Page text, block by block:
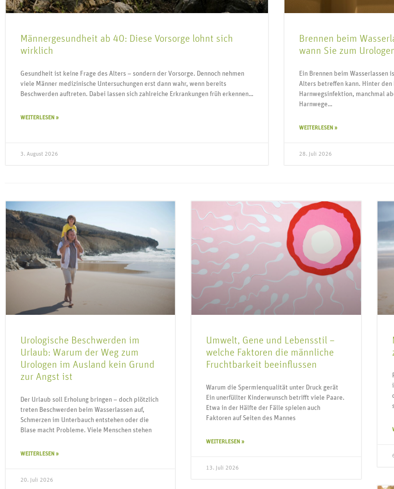
Männergesundheit ab 40: Diese Vorsorge lohnt sich
wirklich
Gesundheit ist keine Frage des Alters – sondern der Vorsorge. Dennoch nehmen
viele Männer medizinische Untersuchungen erst dann wahr, wenn bereits
Beschwerden auftreten. Dabei lassen sich zahlreiche Erkrankungen früh erkennen…
WEITERLESEN »
3. August 2026
Brennen beim
wann Sie zum
Ein Brennen beim Wasserlassen
Alters betreffen kann. Hinter den
Harnwegsinfektion, manchmal
Harnwege…
WEITERLESEN »
28. Juli 2026
Urologische Beschwerden im
Urlaub: Warum der Weg zum
Urologen im Ausland kein Grund
zur Angst ist
Der Urlaub soll Erholung bringen – doch plötzlich
treten Beschwerden beim Wasserlassen auf,
Schmerzen im Unterbauch entstehen oder die
Blase macht Probleme. Viele Menschen stehen
WEITERLESEN »
20. Juli 2026
Umwelt, Gene und Lebensstil –
welche Faktoren die männliche
Fruchtbarkeit beeinflussen
Warum die Spermienqualität unter Druck gerät
Ein unerfüllter Kinderwunsch betrifft viele Paare.
Etwa in der Hälfte der Fälle spielen auch
Faktoren auf Seiten des Mannes
WEITERLESEN »
13. Juli 2026